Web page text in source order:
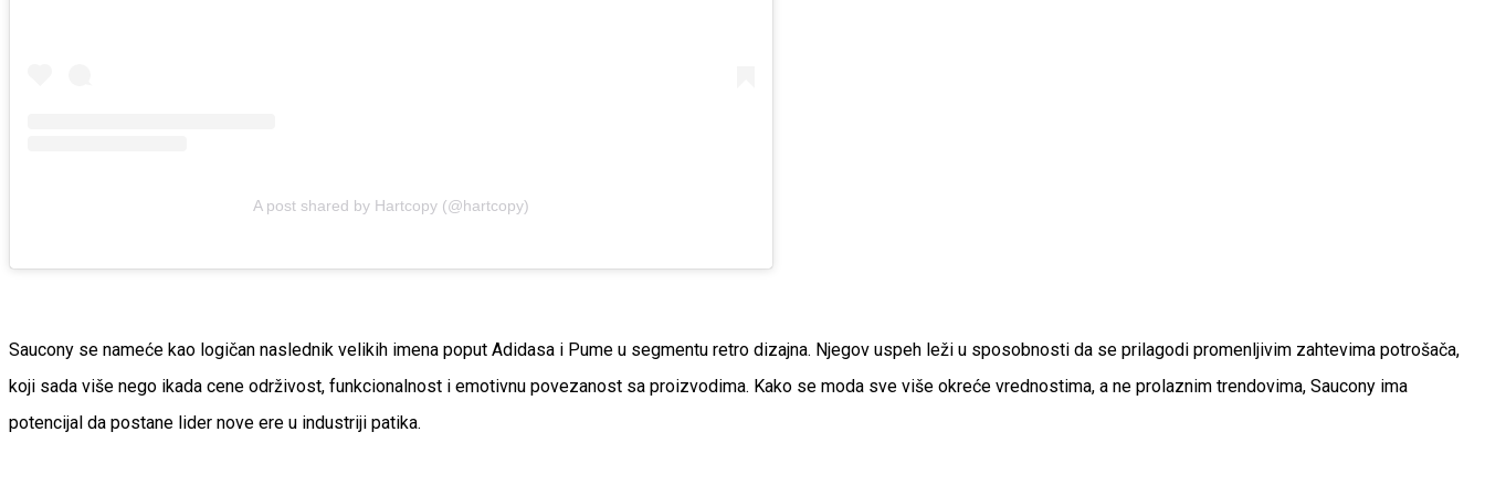
A post shared by Hartcopy (@hartcopy)
Saucony se nameće kao logičan naslednik velikih imena poput Adidasa i Pume u segmentu retro dizajna. Njegov uspeh leži u sposobnosti da se prilagodi promenljivim zahtevima potrošača,
koji sada više nego ikada cene održivost, funkcionalnost i emotivnu povezanost sa proizvodima. Kako se moda sve više okreće vrednostima, a ne prolaznim trendovima, Saucony ima
potencijal da postane lider nove ere u industriji patika.